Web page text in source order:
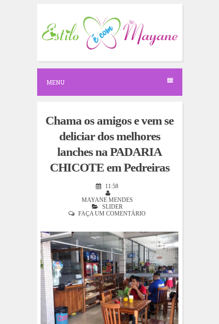
c
o
e
MENU
Chama os amigos e vem se
deliciar dos melhores
lanches na PADARIA
CHICOTE em Pedreiras
11:58
MAYANE MENDES
SLIDER
FAÇA UM COMENTÁRIO